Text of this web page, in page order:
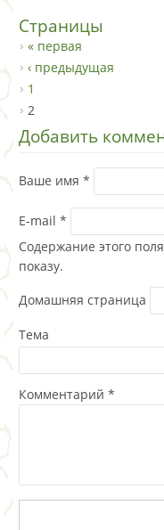
Страницы
« первая
‹ предыдущая
1
2
Добавить
Ваше имя *
E-mail *
Содержание этого
показу.
Домашняя страница
Тема
Комментарий *